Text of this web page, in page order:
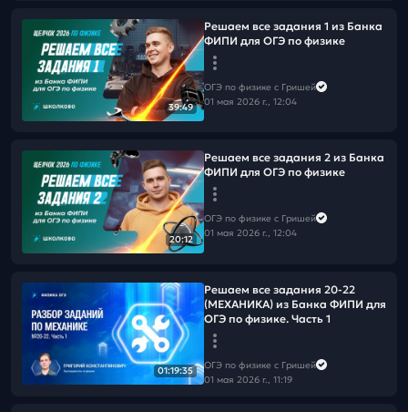
39:49
Решаем все задания 1 из Банка
ФИПИ для ОГЭ по физике
ОГЭ по физике с Гришей
01 мая 2026 г., 12:04
20:12
Решаем все задания 2 из Банка
ФИПИ для ОГЭ по физике
ОГЭ по физике с Гришей
01 мая 2026 г., 12:04
01:19:35
Решаем все задания 20-22
(МЕХАНИКА) из Банка ФИПИ для
ОГЭ по физике. Часть 1
ОГЭ по физике с Гришей
01 мая 2026 г., 11:19